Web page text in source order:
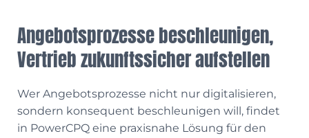
Angebotsprozesse beschleunigen,
Vertrieb zukunftssicher aufstellen
Wer Angebotsprozesse nicht nur digitalisieren,
sondern konsequent beschleunigen will, findet
in PowerCPQ eine praxisnahe Lösung für den